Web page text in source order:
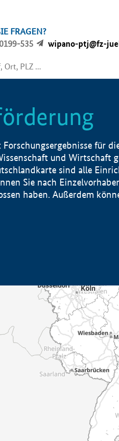
FRAGEN?
535
wipano-ptj@fz-
für
und Wirtschaft
sind alle
Sie nach
haben. Außerdem